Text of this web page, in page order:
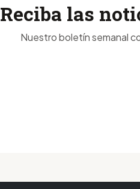
Reciba las
Nuestro boletín semanal